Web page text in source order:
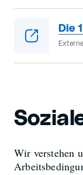
Die
Wir verstehen